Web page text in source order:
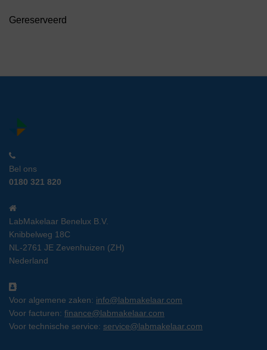
Gereserveerd
Bel ons
0180 321 820
LabMakelaar Benelux B.V.
Knibbelweg 18C
NL-2761 JE Zevenhuizen (ZH)
Nederland
Voor algemene zaken: info@labmakelaar.com
Voor facturen: finance@labmakelaar.com
Voor technische service: service@labmakelaar.com